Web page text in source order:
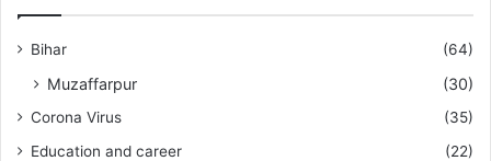
Bihar (64)
Muzaffarpur (30)
Corona Virus
(35)
Education and career
(22)